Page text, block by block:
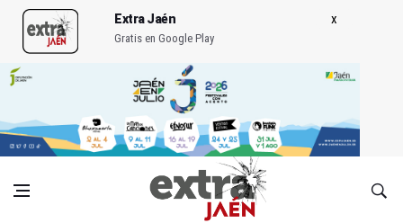
Extra Jaén
Gratis en Google Play